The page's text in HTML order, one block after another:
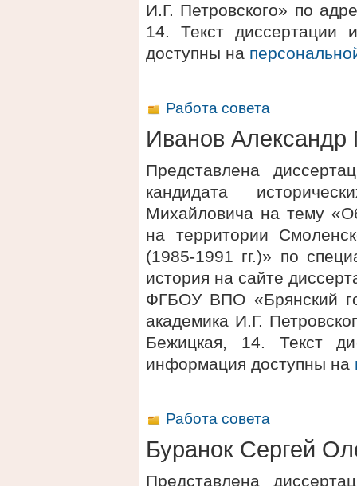
И.Г. Петровского» по
14. Текст диссертации
доступны на
Работа совета
Иванов Александр
Представлена
кандидата
Михайловича на тему
на территории
(1985-1991 гг.)» по
история на сайте
ФГБОУ ВПО «Брянский
академика И.Г.
Бежицкая, 14. Текст
информация доступны на
Работа совета
Буранок Сергей
Представлена